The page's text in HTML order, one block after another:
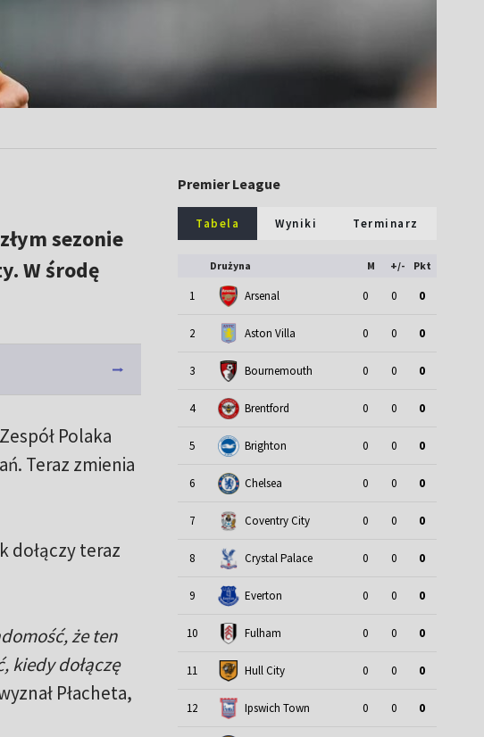
sezonie
W środę
Polaka
Teraz zmienia
dołączy teraz
że ten
kiedy dołączę
Płacheta,
Premier League
Tabela Wyniki Terminarz
Drużyna M +/- Pkt
1 Arsenal 0 0 0
2 Aston Villa 0 0 0
3 Bournemouth 0 0 0
4 Brentford 0 0 0
5 Brighton 0 0 0
6 Chelsea 0 0 0
7 Coventry City 0 0 0
8 Crystal Palace 0 0 0
9 Everton 0 0 0
10 Fulham 0 0 0
11 Hull City 0 0 0
12 Ipswich Town 0 0 0